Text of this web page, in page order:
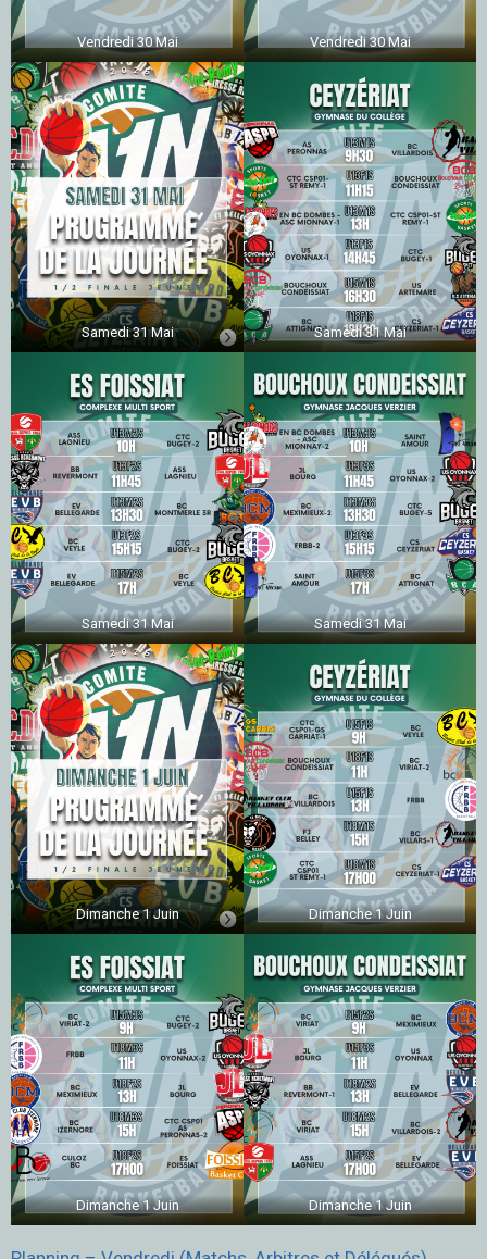
Vendredi 30 Mai Vendredi 30 Mai
Samedi 31 Mai Samedi 31 Mai
Samedi 31 Mai Samedi 31 Mai
Dimanche 1 Juin Dimanche 1 Juin
Dimanche 1 Juin Dimanche 1 Juin